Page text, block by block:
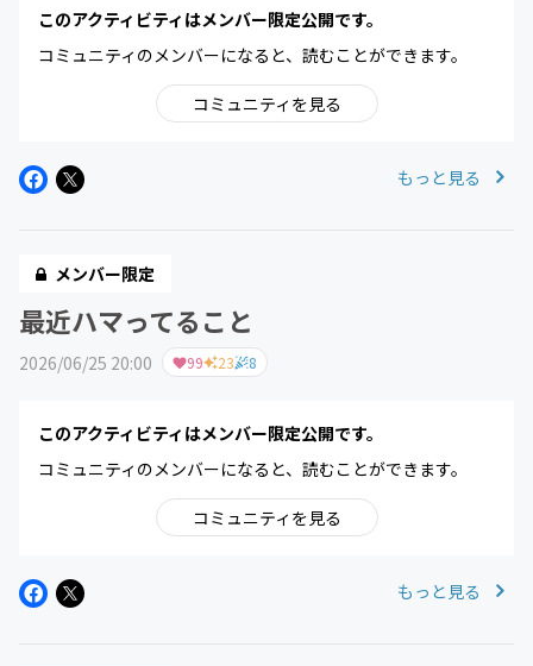
このアクティビティはメンバー限定公開です。
コミュニティのメンバーになると、読むことができます。
コミュニティを見る
もっと見る
メンバー限定
最近ハマってること
2026/06/25 20:00 99 23 8
このアクティビティはメンバー限定公開です。
コミュニティのメンバーになると、読むことができます。
コミュニティを見る
もっと見る